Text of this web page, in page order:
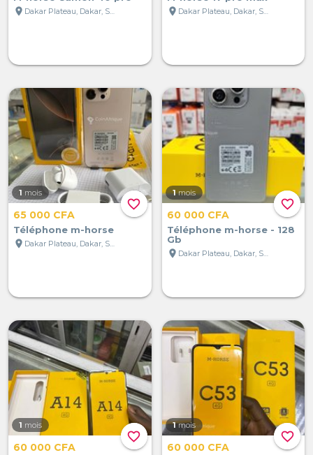
location_on
Dakar Plateau, Dakar, Sénégal
location_on
Dakar Plateau, Dakar, Sénégal
favorite_border
1 mois
65 000 CFA
Téléphone m-horse
location_on
Dakar Plateau, Dakar, Sénégal
favorite_border
1 mois
60 000 CFA
Téléphone m-horse - 128
Gb
location_on
Dakar Plateau, Dakar, Sénégal
favorite_border
1 mois
60 000 CFA
favorite_border
1 mois
60 000 CFA